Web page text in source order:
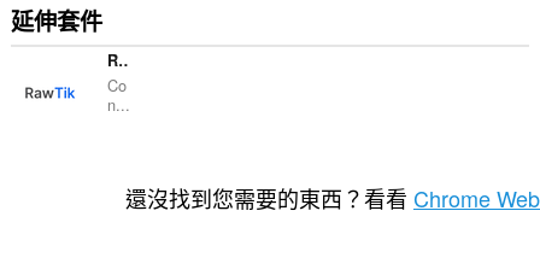
延伸套件
RawTik
Co
n...
還沒找到您需要的東西？看看 Chrome